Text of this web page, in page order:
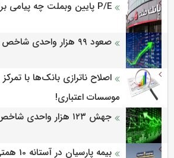
P/E پایین وبملت چه پیامی برای سهامداران دارد؟
صعود ۹۹ هزار واحدی شاخص بورس
اصلاح ناترازی بانک‌ها با
موسسات اعتباری!
جهش ۱۲۳ هزار واحدی شاخص بورس